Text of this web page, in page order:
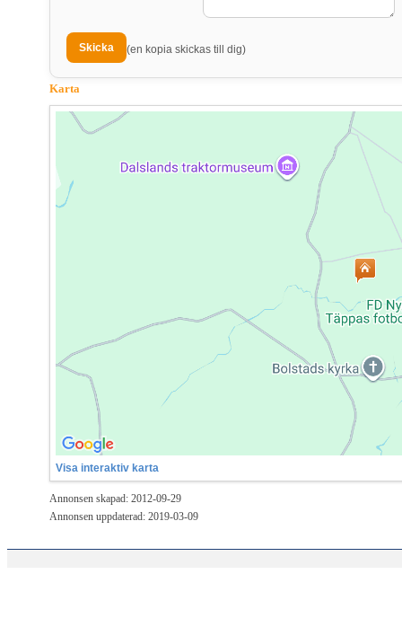
(en kopia skickas till dig)
Karta
Visa interaktiv karta
Annonsen skapad: 2012-09-29
Annonsen uppdaterad: 2019-03-09